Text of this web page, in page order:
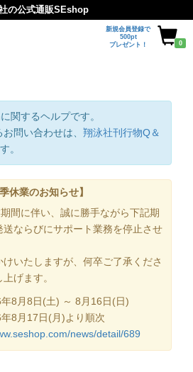
の公式通販SEshop
新規会員登録で
500pt
プレゼント！
0
関するヘルプです。
問い合わせは、 翔泳社刊行物Q＆
。
季休業のお知らせ】
間に伴い、誠に勝手ながら下記期
送ならびにサポート業務を停止させ
いたしますが、何卒ご了承くださ
げます。
8月8日(土) ～ 8月16日(日)
月17日(月)より順次
news/detail/689